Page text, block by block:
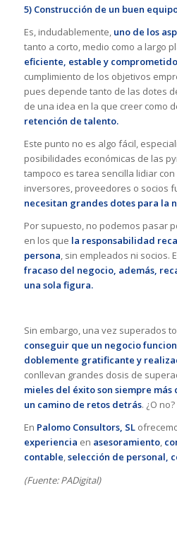
5) Construcción de un buen
Es, indudablemente, uno de los
tanto a corto, medio como a largo
eficiente, estable y comprometido
cumplimiento de los objetivos
pues depende tanto de las dotes
de una idea en la que creer como
retención de talento.
Este punto no es algo fácil,
posibilidades económicas de las
tampoco es tarea sencilla lidiar
inversores, proveedores o socios
necesitan grandes dotes para la
Por supuesto, no podemos pasar
en los que la responsabilidad
persona, sin empleados ni socios.
fracaso del negocio, además,
una sola figura.
Sin embargo, una vez superados
conseguir que un negocio
doblemente gratificante y
conllevan grandes dosis de
mieles del éxito son siempre
un camino de retos detrás. ¿O no?
En Palomo Consultors, SL
experiencia en asesoramiento,
contable,selección de personal,
(Fuente: PADigital)